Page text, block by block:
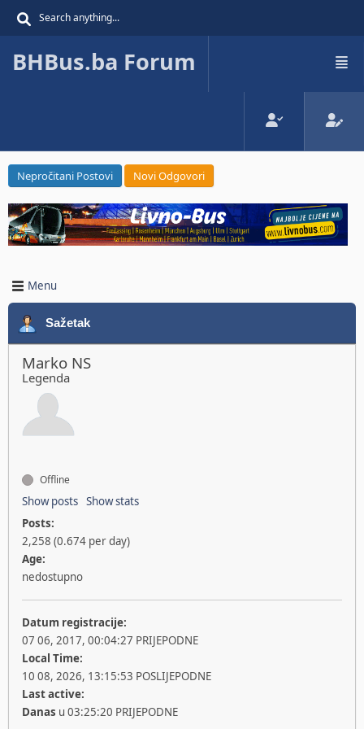
BHBus.ba Forum
Nepročitani Postovi Novi Odgovori
Menu
Sažetak
Marko NS
Legenda
Offline
Show posts Show stats
Posts:
2,258 (0.674 per day)
Age:
nedostupno
Datum registracije:
07 06, 2017, 00:04:27 PRIJEPODNE
Local Time:
10 08, 2026, 13:15:53 POSLIJEPODNE
Last active:
Danas u 03:25:20 PRIJEPODNE